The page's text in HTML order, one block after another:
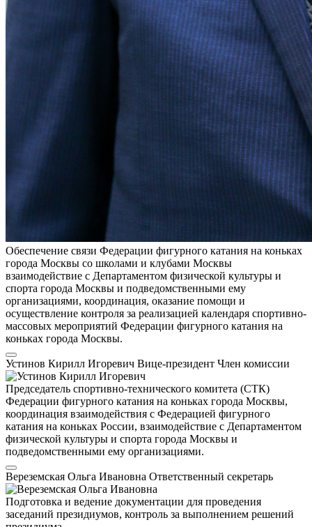
Обеспечение связи Федерации фигурного катания на коньках
города Москвы со школами и клубами Москвы
взаимодействие с Департаментом физической культуры и
спорта города Москвы и подведомственными ему
организациями, координация, оказание помощи и
осуществление контроля за реализацией календаря спортивно-
массовых мероприятий Федерации фигурного катания на
коньках города Москвы.
Устинов Кирилл Игоревич Вице-президент Член комиссии
Председатель спортивно-технического комитета (СТК)
Федерации фигурного катания на коньках города Москвы,
координация взаимодействия с Федерацией фигурного
катания на коньках России, взаимодействие с Департаментом
физической культуры и спорта города Москвы и
подведомственными ему организациями.
Вереземская Ольга Ивановна Ответственный секретарь
Подготовка и ведение документации для проведения
заседаний президиумов, контроль за выполнением решений